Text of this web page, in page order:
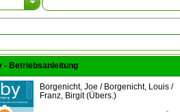
- Betriebsanleitung
Borgenicht, Joe / Borgenicht, Louis /
Franz, Birgit (Übers.)